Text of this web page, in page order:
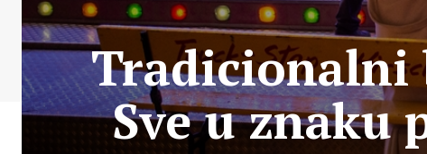
Tradicionalni
Sve u znaku